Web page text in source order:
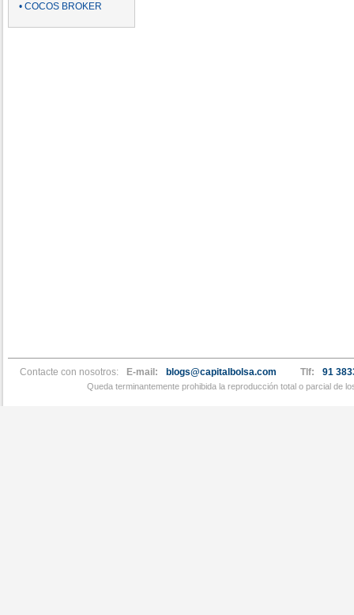
• COCOS BRÓKER
Contacte con nosotros: E-mail: blogs@capitalbolsa.com Tlf: 91
Queda terminantemente prohibida la reproducción total o parcial de